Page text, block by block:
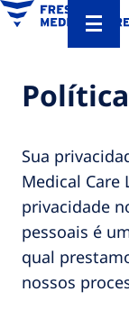
Sua
Medical Care
privacidade
pessoais é
qual
nossos